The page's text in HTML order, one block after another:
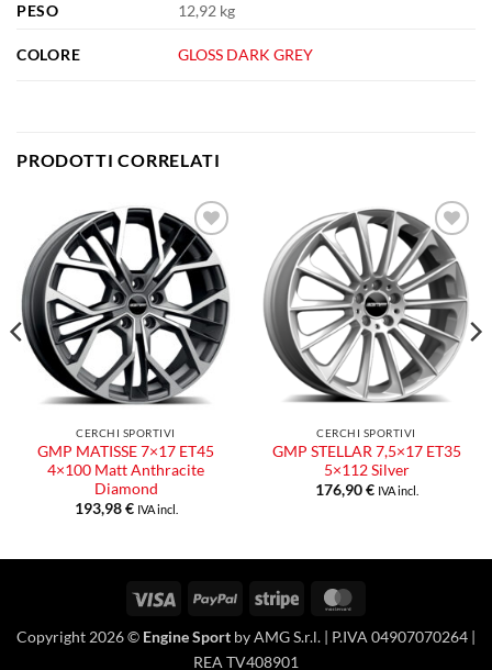
PESO 12,92 kg
COLORE GLOSS DARK GREY
PRODOTTI CORRELATI
Aggiungi
alla lista
dei
desideri
CERCHI SPORTIVI
GMP MATISSE 7×17 ET45
4×100 Matt Anthracite
Diamond
193,98€ IVA incl.
Aggiungi
alla lista
dei
desideri
CERCHI SPORTIVI
GMP STELLAR 7,5×17 ET35
5×112 Silver
176,90€ IVA incl.
Visa PayPal Stripe
Copyright 2026 © Engine Sport by AMG S.r.l. | P.IVA 04907070264 |
REA TV408901